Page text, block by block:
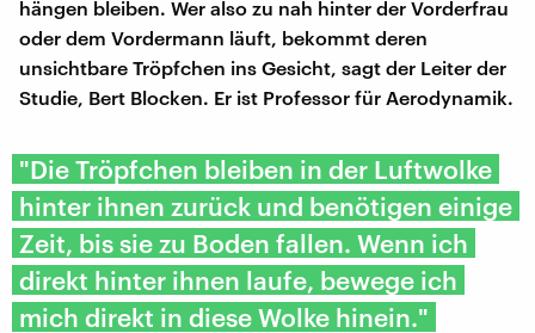
hängen bleiben. Wer also zu nah hinter der Vorderfrau
oder dem Vordermann läuft, bekommt deren
unsichtbare Tröpfchen ins Gesicht, sagt der Leiter der
Studie, Bert Blocken. Er ist Professor für Aerodynamik.
"Die Tröpfchen bleiben in der Luftwolke
hinter ihnen zurück und benötigen einige
Zeit, bis sie zu Boden fallen. Wenn ich
direkt hinter ihnen laufe, bewege ich
mich direkt in diese Wolke hinein."